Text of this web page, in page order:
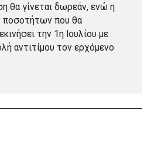
θα γίνεται δωρεάν, ενώ η
που θα
την 1η Ιουλίου με
αντιτίμου τον ερχόμενο